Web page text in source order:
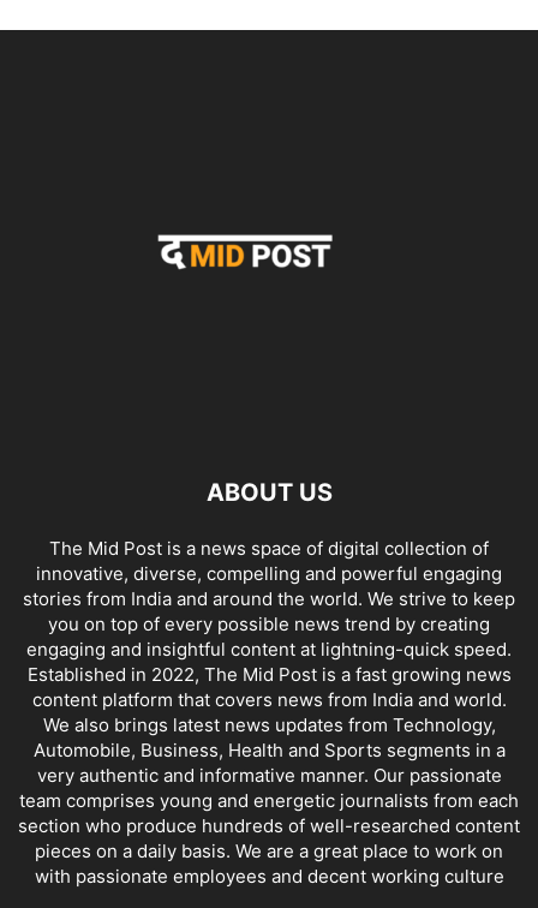
ABOUT US
The Mid Post is a news space of digital collection of
innovative, diverse, compelling and powerful engaging
stories from India and around the world. We strive to keep
you on top of every possible news trend by creating
engaging and insightful content at lightning-quick speed.
Established in 2022, The Mid Post is a fast growing news
content platform that covers news from India and world.
We also brings latest news updates from Technology,
Automobile, Business, Health and Sports segments in a
very authentic and informative manner. Our passionate
team comprises young and energetic journalists from each
section who produce hundreds of well-researched content
pieces on a daily basis. We are a great place to work on
with passionate employees and decent working culture